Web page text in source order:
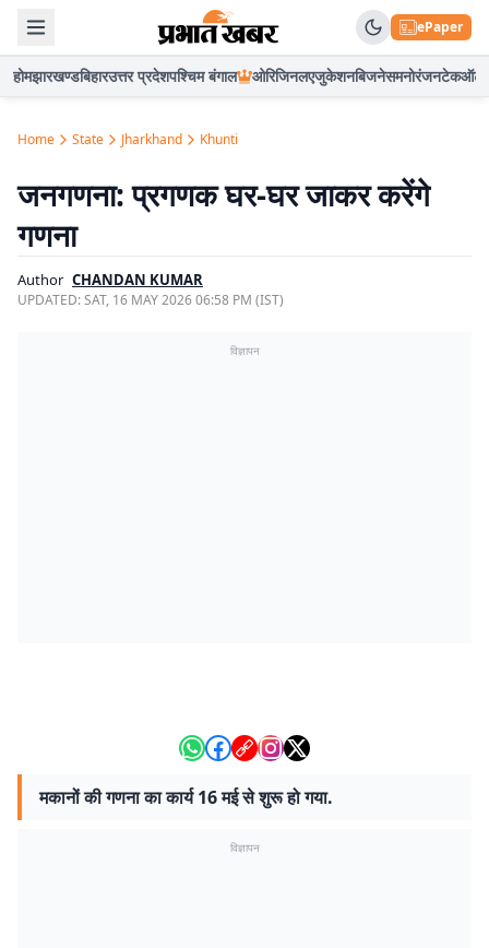
ePaper
होमझारखण्डबिहारउत्तर प्रदेशपश्चिम बंगाल ओरिजिनलएजुकेशनबिजनेसमनोरंजनटेकऑटो
Home State Jharkhand Khunti
जनगणना: प्रगणक घर-घर जाकर करेंगे
गणना
Author CHANDAN KUMAR
UPDATED:SAT, 16 MAY 2026 06:58 PM (IST)
विज्ञापन
मकानों की गणना का कार्य 16 मई से शुरू हो गया.
विज्ञापन